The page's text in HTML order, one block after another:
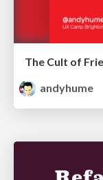
The Cult of
andyhume